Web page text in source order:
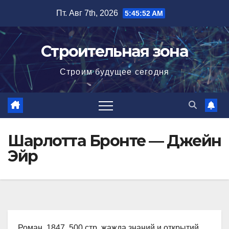
содержимому
Пт. Авг 7th, 2026 5:45:53 AM
Строительная зона
Строим будущее сегодня
Шарлотта Бронте — Джейн
Эйр